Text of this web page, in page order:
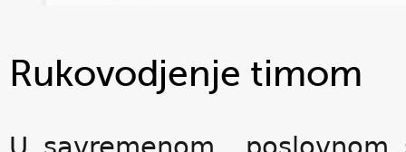
Rukovodjenje timom